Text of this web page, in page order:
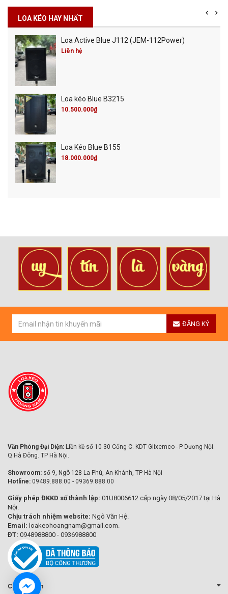
LOA KÉO HAY NHẤT
Loa Active Blue J112 (JEM-112Power)
Liên hệ
Loa kéo Blue B3215
10.500.000₫
Loa Kéo Blue B155
18.000.000₫
ĐĂNG KÝ
Văn Phòng Đại Diện: Liền kề số 10-30 Cổng C. KDT Glixemco - P Dương Nội.
Q Hà Đông. TP Hà Nội.
Showroom: số 9, Ngõ 128 La Phù, An Khánh, TP Hà Nội
Hotline: 09489.888.00 - 09369.888.00
Giấy phép ĐKKD số thành lập: 01U8006612 cấp ngày 08/05/2017 tại Hà
Nội.
Chịu trách nhiệm website: Ngô Văn Hệ.
Email: loakeohoangnam@gmail.com.
ĐT: 0948988800 - 0936988800
Chính sách